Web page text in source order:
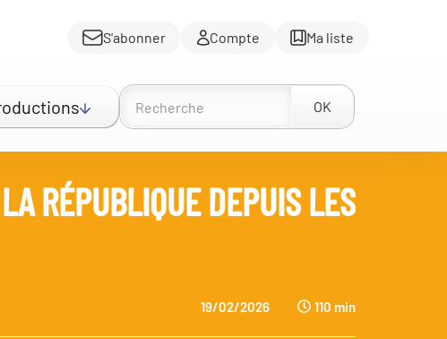
S'abonner Compte Ma liste
OK
RÉPUBLIQUE DEPUIS LES
19/02/2026 110 min